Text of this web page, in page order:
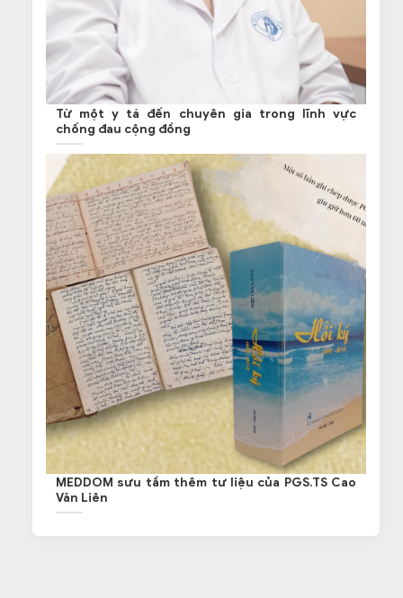
Từ một y tá đến chuyên gia trong lĩnh vực
chống đau cộng đồng
MEDDOM sưu tầm thêm tư liệu của PGS.TS Cao
Văn Liên